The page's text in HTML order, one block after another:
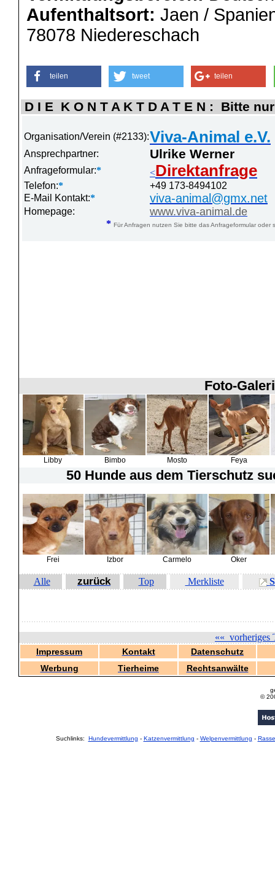
Aufenthaltsort: Jaen /
78078 Niedereschach
teilen tweet teilen
D I E K O N T A K T D A T E N : Bitte
Organisation/Verein (#2133):Viva-Animal e.V.
Ansprechpartner: Ulrike Werner
Anfrageformular:* <Direktanfrage
Telefon:*
+49 173-8494102
E-Mail Kontakt:* viva-animal@gmx.net
Homepage: www.viva-animal.de
* Für Anfragen nutzen Sie bitte das Anfrageformular
Foto-
Libby Bimbo Mosto Feya
50 Hunde aus dem Tierschutz
Frei Izbor Carmelo Oker
Alle zurück Top Merkliste
«« vorheriges
Impressum Kontakt
Datenschutz
Werbung
Tierheime Rechtsanwälte
©
Suchlinks: Hundevermittlung - Katzenvermittlung - Welpenvermittlung -